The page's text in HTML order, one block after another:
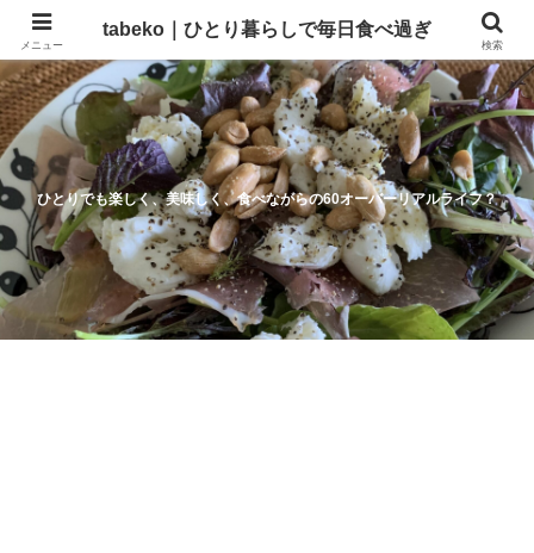
ひとりでも楽しく、美味しく、食べながらの60オーバーリアルライフ？
メニュー
tabeko｜ひとり暮らしで毎日食べ過ぎ
検索